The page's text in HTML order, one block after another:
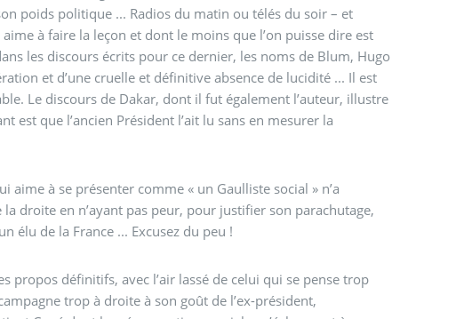
poids politique ... Radios du matin ou télés du soir – et
à faire la leçon et dont le moins que l’on puisse dire est
les discours écrits pour ce dernier, les noms de Blum, Hugo
et d’une cruelle et définitive absence de lucidité ... Il est
Le discours de Dakar, dont il fut également l’auteur, illustre
que l’ancien Président l’ait lu sans en mesurer la
à se présenter comme « un Gaulliste social » n’a
droite en n’ayant pas peur, pour justifier son parachutage,
élu de la France ... Excusez du peu !
propos définitifs, avec l’air lassé de celui qui se pense trop
trop à droite à son goût de l’ex-président,